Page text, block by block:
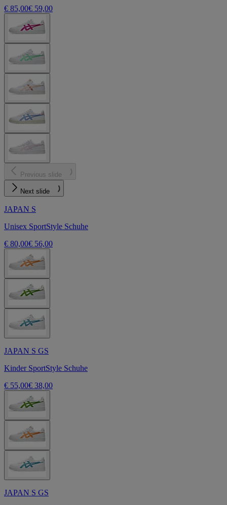
€ 85,00€ 59,00
Previous slide
Next slide
JAPAN S
Unisex SportStyle Schuhe
€ 80,00€ 56,00
JAPAN S GS
Kinder SportStyle Schuhe
€ 55,00€ 38,00
JAPAN S GS